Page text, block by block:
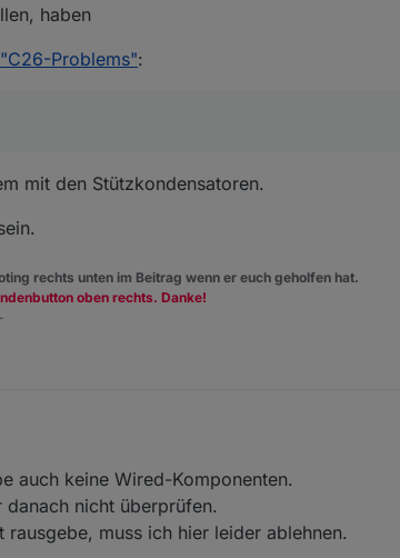
hm-lc-dim1t-fm/
elektrolytische-kondensatoren-tht/panasonic/
bei dem man alle benötigten Elkos an einem Ort
Elkos bei.
haben
Problems":
mit den Stützkondensatoren.
rechts unten im Beitrag wenn er euch geholfen hat.
oben rechts. Danke!
auch keine Wired-Komponenten.
nicht überprüfen.
muss ich hier leider ablehnen.